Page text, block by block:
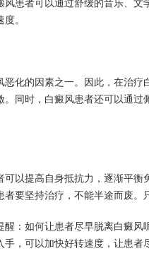
患者可以通过舒缓的音乐、文
。
的因素之一。因此，在治疗
同时，白癜风患者还可以通过
提高自身抵抗力，逐渐平衡
者要坚持治疗，不能半途而废。
如何让患者尽早脱离白癜风
，可以加快好转速度，让患者